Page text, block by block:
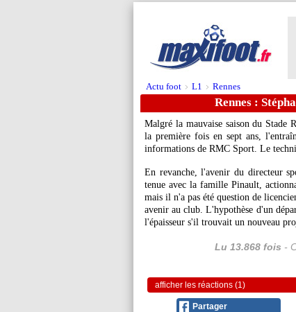
Actu foot > L1 > Rennes
Rennes :
Malgré la mauvaise saison du Stade
la première fois en sept ans,
informations de RMC Sport. Le
En revanche, l'avenir du directeur
tenue avec la famille Pinault,
mais il n'a pas été question de
avenir au club. L'hypothèse d'un
l'épaisseur s'il trouvait un nouveau
Lu 13.868 fois -
afficher les réactions (1)
Partager